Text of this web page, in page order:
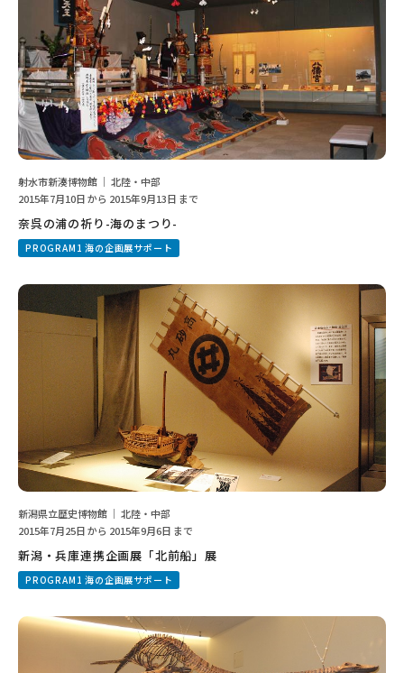
射水市新湊博物館 ｜ 北陸・中部
2015年7月10日 から 2015年9月13日 まで
奈呉の浦の祈り-海のまつり-
PROGRAM1 海の企画展サポート
新潟県立歴史博物館 ｜ 北陸・中部
2015年7月25日 から 2015年9月6日 まで
新潟・兵庫連携企画展「北前船」展
PROGRAM1 海の企画展サポート